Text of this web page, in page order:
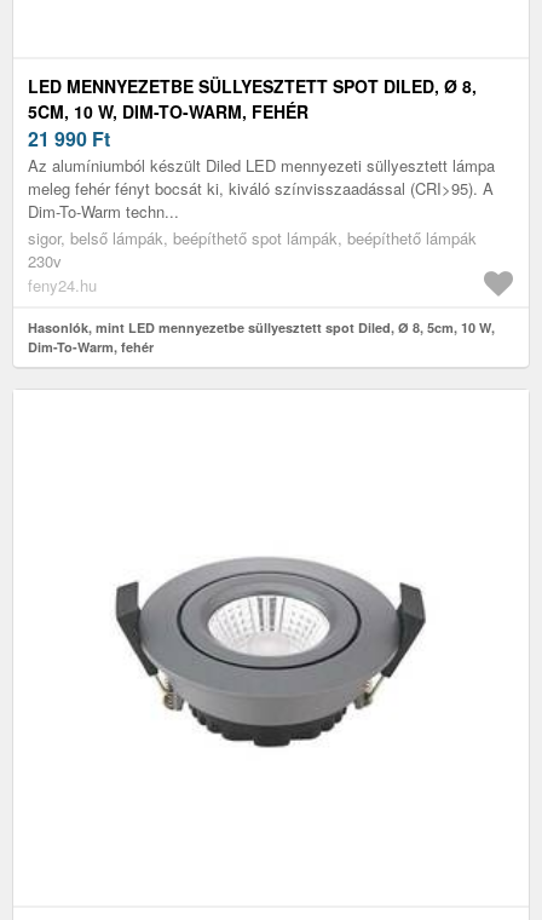
LED MENNYEZETBE SÜLLYESZTETT SPOT DILED, Ø 8,
5CM, 10 W, DIM-TO-WARM, FEHÉR
21 990 Ft
Az alumíniumból készült Diled LED mennyezeti süllyesztett lámpa
meleg fehér fényt bocsát ki, kiváló színvisszaadással (CRI>95). A
Dim-To-Warm techn...
sigor, belső lámpák, beépíthető spot lámpák, beépíthető lámpák
230v
feny24.hu
Hasonlók, mint LED mennyezetbe süllyesztett spot Diled, Ø 8, 5cm, 10 W,
Dim-To-Warm, fehér